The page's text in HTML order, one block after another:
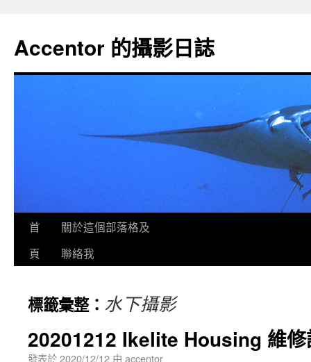
Accentor 的攝影日誌
首
頁
關於這個部落格及
聯絡我
標籤彙整： 水下攝影
20201212 Ikelite Housing 維修
發表於2020/12/12 由 accentor